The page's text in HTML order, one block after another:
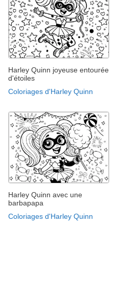
Harley Quinn joyeuse entourée
d'étoiles
Coloriages d'Harley Quinn
Harley Quinn avec une
barbapapa
Coloriages d'Harley Quinn